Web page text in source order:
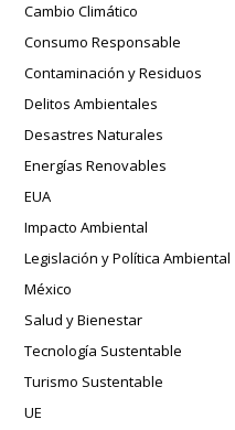
Cambio Climático
Consumo Responsable
Contaminación y Residuos
Delitos Ambientales
Desastres Naturales
Energías Renovables
EUA
Impacto Ambiental
Legislación y Política Ambiental
México
Salud y Bienestar
Tecnología Sustentable
Turismo Sustentable
UE